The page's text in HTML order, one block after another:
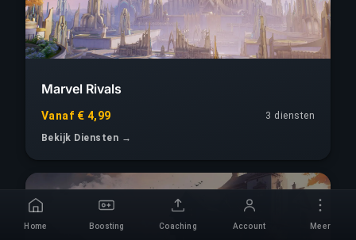
Marvel Rivals
Vanaf € 4,99 3 diensten
Bekijk Diensten →
Home Boosting Coaching Account Meer